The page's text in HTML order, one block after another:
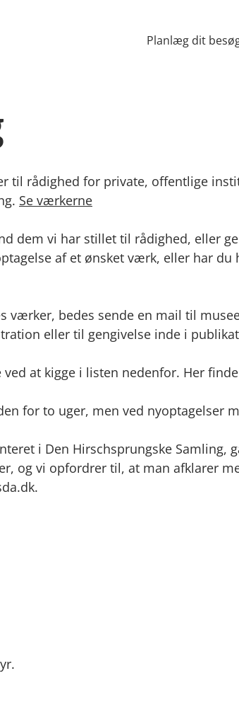
Planlæg dit
til rådighed for private, offentlige
Se værkerne
dem vi har stillet til rådighed, eller
af et ønsket værk, eller har
værker, bedes sende en mail til
eller til gengivelse inde i
at kigge i listen nedenfor. Her
for to uger, men ved nyoptagelser
i Den Hirschsprungske
og vi opfordrer til, at man afklarer